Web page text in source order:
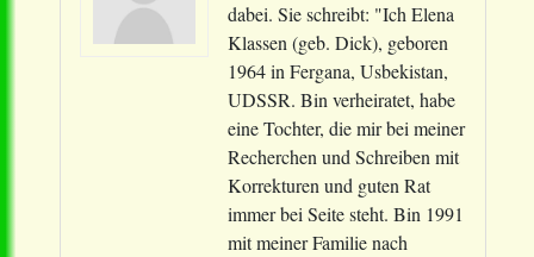
dabei. Sie schreibt: "Ich Elena
Klassen (geb. Dick), geboren
1964 in Fergana, Usbekistan,
UDSSR. Bin verheiratet, habe
eine Tochter, die mir bei meiner
Recherchen und Schreiben mit
Korrekturen und guten Rat
immer bei Seite steht. Bin 1991
mit meiner Familie nach